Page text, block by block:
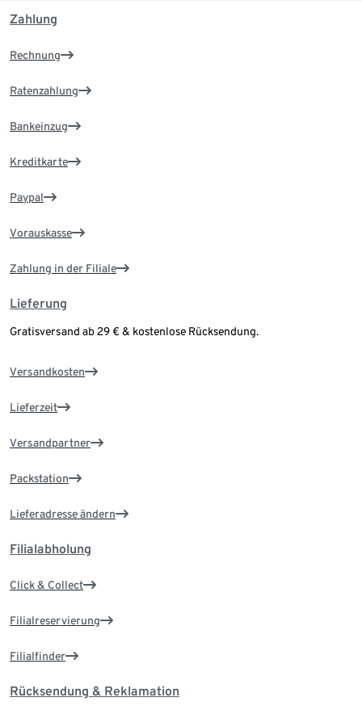
Zahlung
Rechnung
Ratenzahlung
Bankeinzug
Kreditkarte
Paypal
Vorauskasse
Zahlung in der Filiale
Lieferung
Gratisversand ab 29 € & kostenlose Rücksendung.
Versandkosten
Lieferzeit
Versandpartner
Packstation
Lieferadresse ändern
Filialabholung
Click & Collect
Filialreservierung
Filialfinder
Rücksendung & Reklamation